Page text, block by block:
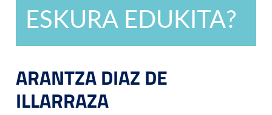
ESKURA EDUKITA?
ARANTZA DIAZ DE
ILLARRAZA